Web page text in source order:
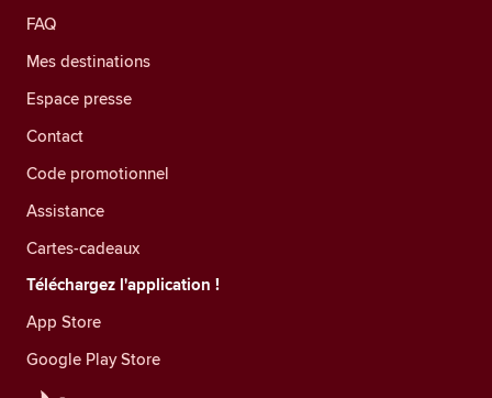
FAQ
Mes destinations
Espace presse
Contact
Code promotionnel
Assistance
Cartes-cadeaux
Téléchargez l'application !
App Store
Google Play Store